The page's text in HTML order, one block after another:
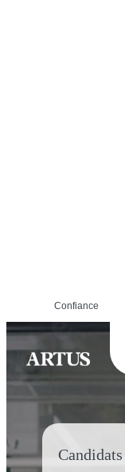
Confiance
Candidats